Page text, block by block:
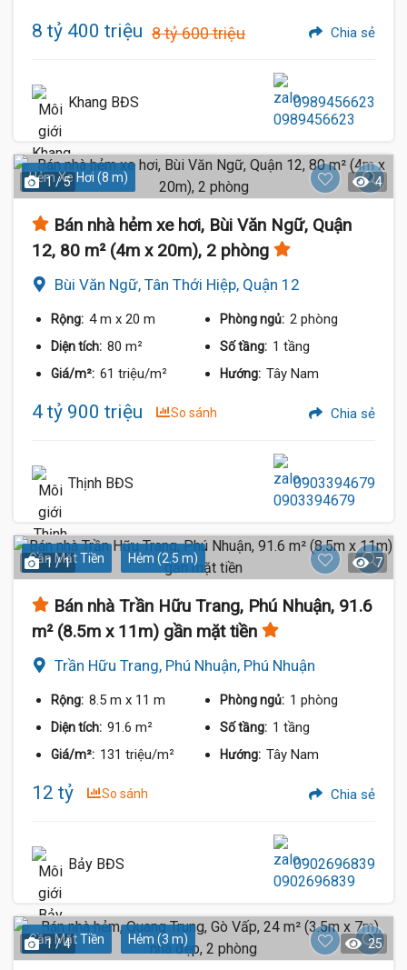
8 tỷ 400 triệu 8 tỷ 600 triệu Chia sẻ
Khang BĐS 0989456623
Hẻm Xe Hơi (8 m)
1 / 5 4
Bán nhà hẻm xe hơi, Bùi Văn Ngữ, Quận
12, 80 m² (4m x 20m), 2 phòng
Bùi Văn Ngữ, Tân Thới Hiệp, Quận 12
Rộng: 4 m x 20 m Phòng ngủ: 2 phòng
Diện tích: 80 m² Số tầng: 1 tầng
Giá/m²: 61 triệu/m² Hướng: Tây Nam
4 tỷ 900 triệu So sánh Chia sẻ
Thịnh BĐS 0903394679
Gần Mặt Tiền Hẻm (2.5 m)
1 / 1 7
Bán nhà Trần Hữu Trang, Phú Nhuận, 91.6
m² (8.5m x 11m) gần mặt tiền
Trần Hữu Trang, Phú Nhuận, Phú Nhuận
Rộng: 8.5 m x 11 m Phòng ngủ: 1 phòng
Diện tích: 91.6 m² Số tầng: 1 tầng
Giá/m²: 131 triệu/m² Hướng: Tây Nam
12 tỷ So sánh Chia sẻ
Bảy BĐS 0902696839
Gần Mặt Tiền Hẻm (3 m)
1 / 4 25